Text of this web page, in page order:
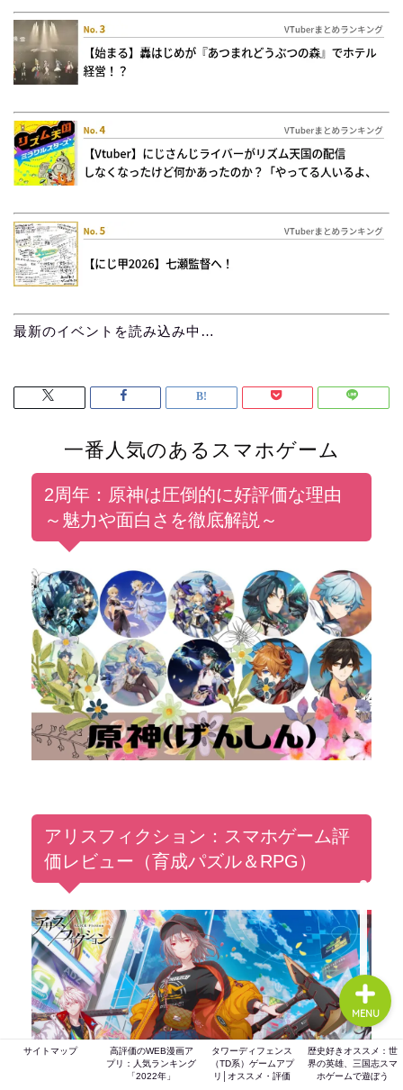
最新のイベントを読み込み中…
一番人気のあるスマホゲーム
2周年：原神は圧倒的に好評価な理由
～魅力や面白さを徹底解説～
アリスフィクション：スマホゲーム評
価レビュー（育成パズル＆RPG）
サイトマップ
高評価のWEB漫画ア
プリ：人気ランキング
「2022年」
タワーディフェンス
（TD系）ゲームアプ
リ│オススメ・評価
歴史好きオススメ：世
界の英雄、三国志スマ
ホゲームで遊ぼう
MENU
ホーム
ゲーム評価
ガジェット
comic